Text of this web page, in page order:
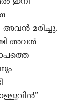
അവൻ മരിച്ചു.
അവൻ